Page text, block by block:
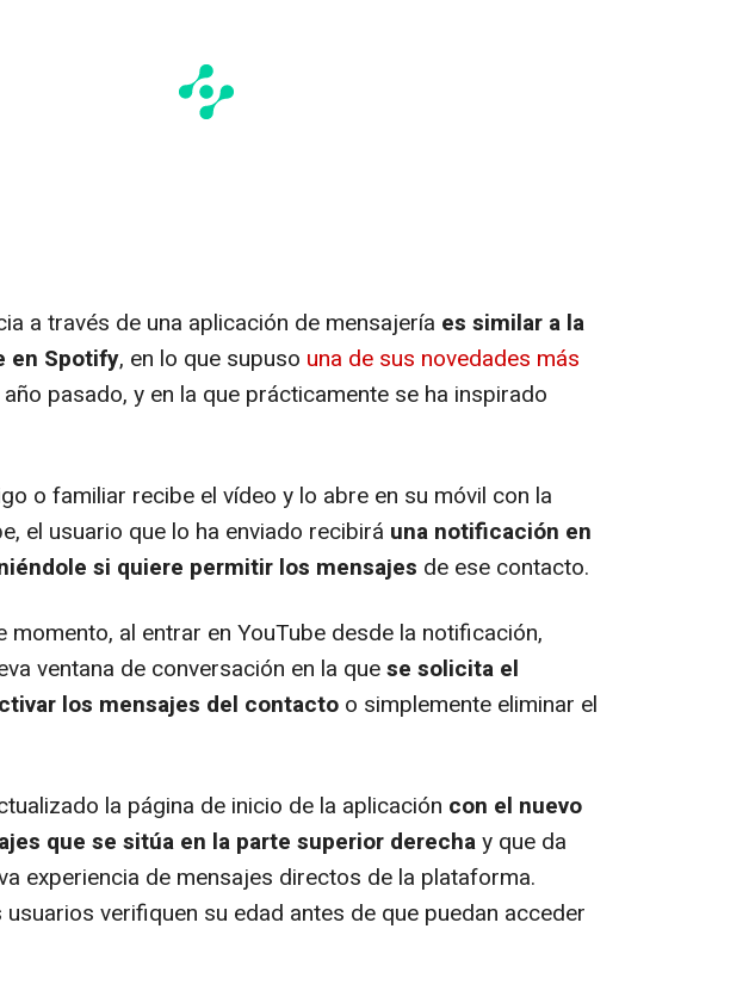
a través de una aplicación de mensajería es similar a la
en Spotify, en lo que supuso una de sus novedades más
pasado, y en la que prácticamente se ha inspirado
o familiar recibe el vídeo y lo abre en su móvil con la
el usuario que lo ha enviado recibirá una notificación en
si quiere permitir los mensajes de ese contacto.
momento, al entrar en YouTube desde la notificación,
ventana de conversación en la quese solicita el
los mensajes del contacto o simplemente eliminar el
la página de inicio de la aplicación con el nuevo
que se sitúa en la parte superior derechay que da
experiencia de mensajes directos de la plataforma.
usuarios verifiquen su edad antes de que puedan acceder